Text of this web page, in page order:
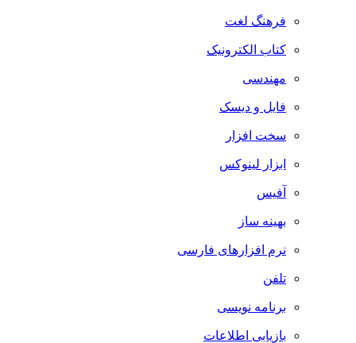
فرهنگ لغت
کتاب الکترونیک
مهندسی
فایل و دیسک
سخت افزار
ابزار لینوکس
آفیس
بهینه ساز
نرم افزارهای فارسی
تلفن
برنامه نویسی
بازیابی اطلاعات